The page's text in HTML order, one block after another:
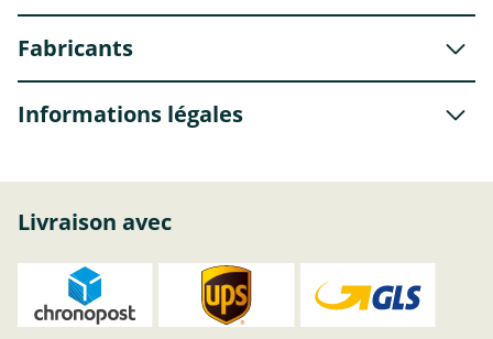
Fabricants
Informations légales
Livraison avec